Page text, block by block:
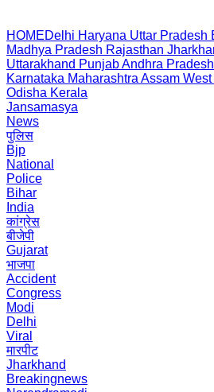
HOMEDelhi Haryana Uttar Pradesh
Madhya Pradesh Rajasthan
Uttarakhand PunjabAndhra Pradesh
Karnataka Maharashtra Assam West
Odisha Kerala
Jansamasya
News
पुलिस
Bjp
National
Police
Bihar
India
कांग्रेस
बीजेपी
Gujarat
भाजपा
Accident
Congress
Modi
Delhi
Viral
मारपीट
Jharkhand
Breakingnews